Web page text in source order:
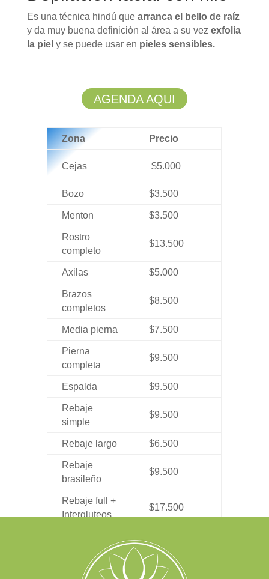
Es una técnica hindú que arranca el bello de raíz
y da muy buena definición al área a su vez exfolia
la piel y se puede usar en pieles sensibles.
AGENDA AQUI
Zona Precio
Cejas $5.000
Bozo $3.500
Menton $3.500
Rostro
completo
$13.500
Axilas $5.000
Brazos
completos
$8.500
Media pierna $7.500
Pierna
completa
$9.500
Espalda $9.500
Rebaje
simple
$9.500
Rebaje largo $6.500
Rebaje
brasileño
$9.500
Rebaje full +
Intergluteos
$17.500